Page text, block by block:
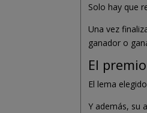
Solo hay que
Una vez
ganador o
El premio
El lema
Y además, su